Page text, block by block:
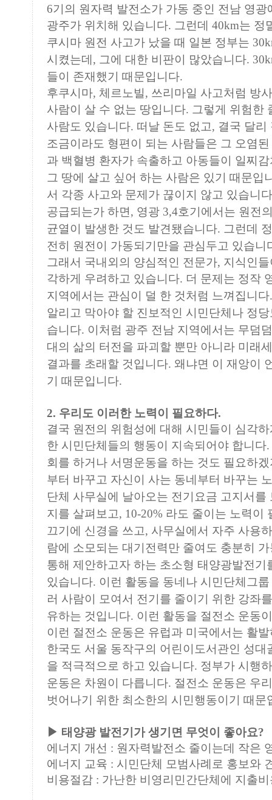
6기의 원자력 발전소가 가동 중인 전남 영
광주가 위치해 있습니다. 그런데 40km는 정
쿠시마 원전 사고가 났을 때 일본 정부는
시켰는데, 그에 대한 비판이 많았습니다.
들이 존재했기 때문입니다.
후쿠시마, 체르노빌, 쓰리마일 사고처럼 방
사람이 살 수 없는 땅입니다. 그렇게 위험한
사람도 있습니다. 떠날 돈도 없고, 결국 달
조금이라도 형편이 되는 사람들은 그 오염
과 백혈병 환자가 속출하고 아동들이 일찌
그 땅에 살고 싶어 하는 사람은 있기 때문입
서 각종 사고와 문제가 끊이지 않고 있습니
공급되는가 하면, 영광 3,4호기에서는 원전
균열이 발생한 것도 발견됐습니다. 그런데
전히 원전이 가동되기만을 관심두고 있습니
그래서 국내외의 양심적인 전문가, 지식인
각하게 우려하고 있습니다. 더 문제는 정작
지역에서는 관심이 덜 한 것처럼 느껴집니
알리고 막아야 할 진보적인 시민단체나 정
습니다. 이처럼 광주 전남 지역에서는 무덤
대의 삶의 터전을 파괴할 뿐만 아니라 미래
결과를 초래할 것입니다. 왜냐면 이 재앙이
기 때문입니다.
2. 우리도 이러한 노력이 필요하다.
결국 원전의 위험성에 대해 시민들이 심각
한 시민단체들의 행동이 지속되어야 합니
회를 하거나 서명운동을 하는 것도 필요하
부터 바꾸고 자신이 사는 동네부터 바꾸는
단체 사무실에 날아오는 전기요금 고지서를
지를 살펴보고, 10-20% 라도 줄이는 노력이
끄기에 신경을 쓰고, 사무실에서 자주 사용
람에 소모되는 대기전력만 줄여도 충분히
통해 제안하고자 하는 초소형 태양광발전
있습니다. 이런 활동을 동네나 시민단체그
러 사람이 모여서 전기를 줄이기 위한 강좌
유하는 것입니다. 이런 활동을 절전소 운동
이런 절전소 운동은 유럽과 미국에서는 활
한국도 서울 동작구의 어린이도서관인 성
을 적극적으로 하고 있습니다. 정부가 시행
운동은 차원이 다릅니다. 절전소 운동은 우
벗어나기 위한 최소한의 시민행동이기 때문
▶ 태양광 발전기가 생기면 무엇이 좋아요?
에너지 개선 : 원자력발전소 줄이는데 작은
에너지 교육 : 시민단체 모범사례로 홍보와
비용절감 : 가난한 비영리민간단체에 지출